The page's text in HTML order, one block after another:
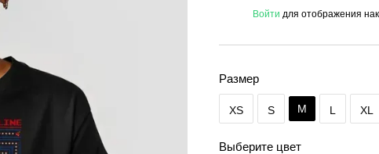
Войти для отображения
Размер
XS S M L XL
Выберите цвет